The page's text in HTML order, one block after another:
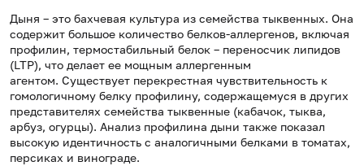
Дыня – это бахчевая культура из семейства тыквенных. Она
содержит большое количество белков-аллергенов, включая
профилин, термостабильный белок – переносчик липидов
(LTP), что делает ее мощным аллергенным
агентом. Существует перекрестная чувствительность к
гомологичному белку профилину, содержащемуся в других
представителях семейства тыквенные (кабачок, тыква,
арбуз, огурцы). Анализ профилина дыни также показал
высокую идентичность с аналогичными белками в томатах,
персиках и винограде.